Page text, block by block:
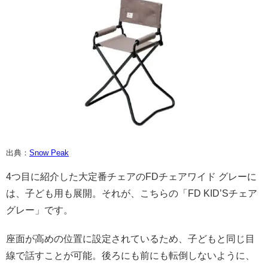
出典： Snow Peak
4つ目に紹介した大定番チェアのFDチェアワイド グレーに
は、子ども用も展開。それが、こちらの「FD KID’Sチェア
グレー」です。
座面が高めの位置に設定されているため、子どもと同じ目
線で話すことが可能。後ろにも前にも転倒しないように、